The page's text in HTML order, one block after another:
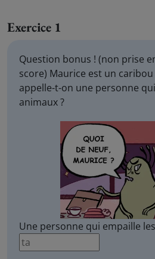
Exercice 1
Question bonus ! (non prise
score) Maurice est un
appelle-t-on une personne
animaux ?
Une personne qui empaille